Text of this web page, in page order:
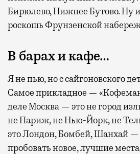
Бирюлево, Нижнее Бутово. Ну
роскошь Фрунзенской
В барах и кафе…
Я не пью, но с сайгоновского
Самое прикладное —
деле Москва — это не город
не Париж, не Нью-Йорк, не
это Лондон, Бомбей, Шанхай —
пробовать новое, лучшие